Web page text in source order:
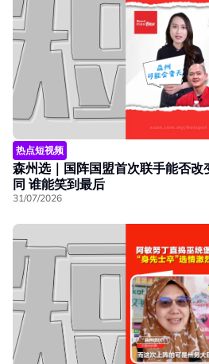
热点短视频
森州选｜国阵国盟首次联手能否
同 谁能笑到最后
31/07/2026